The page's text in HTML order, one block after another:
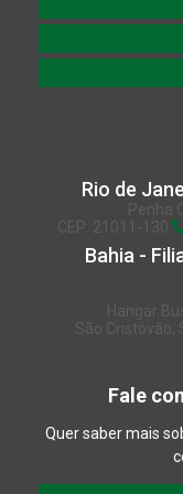
Empresa certificação
Empresas que fazem
Fornecimento de mão
Fornecimento de mão
Fornecimento de mão
Fornecimento de mão
Fornecimento de mão
Fornecimento de mão
Rio de
Penha
CEP: 21011-130
Bahia -
Hangar
São Cristóvão,
Fale
Quer saber mais